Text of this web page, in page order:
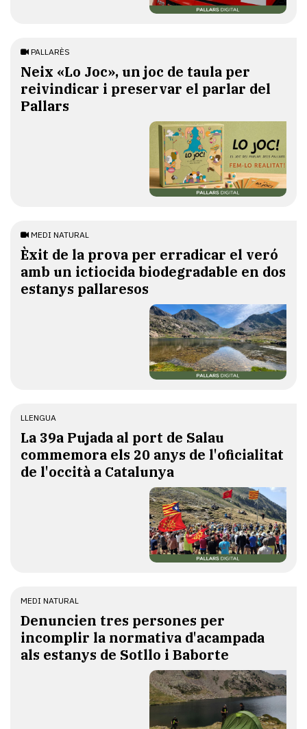
PALLARÈS
​Neix «Lo Joc», un joc de taula per
reivindicar i preservar el parlar del
Pallars
MEDI NATURAL
Èxit de la prova per erradicar el veró
amb un ictiocida biodegradable en dos
estanys pallaresos
LLENGUA
​La 39a Pujada al port de Salau
commemora els 20 anys de l'oficialitat
de l'occità a Catalunya
MEDI NATURAL
Denuncien tres persones per
incomplir la normativa d'acampada
als estanys de Sotllo i Baborte